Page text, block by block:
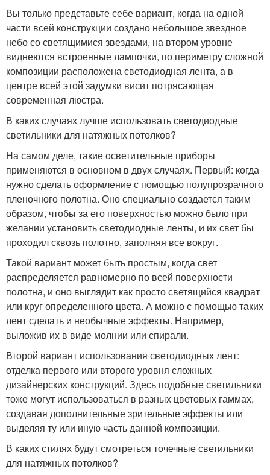
Вы только представьте себе вариант, когда на одной
части всей конструкции создано небольшое звездное
небо со светящимися звездами, на втором уровне
виднеются встроенные лампочки, по периметру сложной
композиции расположена светодиодная лента, а в
центре всей этой задумки висит потрясающая
современная люстра.
В каких случаях лучше использовать светодиодные
светильники для натяжных потолков?
На самом деле, такие осветительные приборы
применяются в основном в двух случаях. Первый: когда
нужно сделать оформление с помощью полупрозрачного
пленочного полотна. Оно специально создается таким
образом, чтобы за его поверхностью можно было при
желании установить светодиодные ленты, и их свет бы
проходил сквозь полотно, заполняя все вокруг.
Такой вариант может быть простым, когда свет
распределяется равномерно по всей поверхности
полотна, и оно выглядит как просто светящийся квадрат
или круг определенного цвета. А можно с помощью таких
лент сделать и необычные эффекты. Например,
выложив их в виде молнии или спирали.
Второй вариант использования светодиодных лент:
отделка первого или второго уровня сложных
дизайнерских конструкций. Здесь подобные светильники
тоже могут использоваться в разных цветовых гаммах,
создавая дополнительные зрительные эффекты или
выделяя ту или иную часть данной композиции.
В каких стилях будут смотреться точечные светильники
для натяжных потолков?